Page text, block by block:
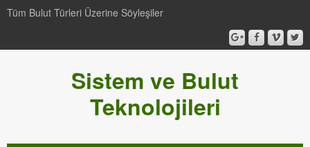
Tüm Bulut Türleri Üzerine Söyleşiler
Sistem ve Bulut
Teknolojileri